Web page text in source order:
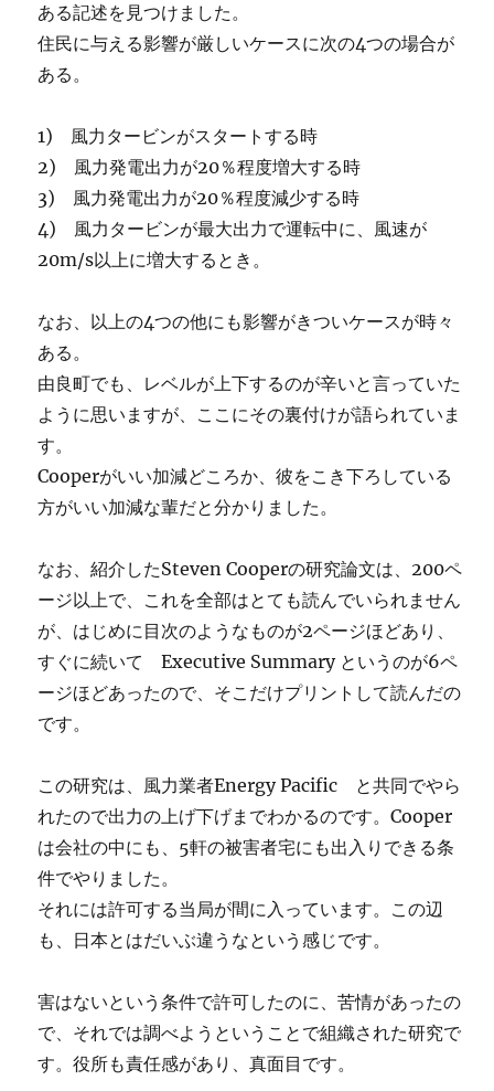
ある記述を見つけました。
住民に与える影響が厳しいケースに次の4つの場合が
ある。
1) 風力タービンがスタートする時
2) 風力発電出力が20％程度増大する時
3) 風力発電出力が20％程度減少する時
4) 風力タービンが最大出力で運転中に、風速が
20m/s以上に増大するとき。
なお、以上の4つの他にも影響がきついケースが時々
ある。
由良町でも、レベルが上下するのが辛いと言っていた
ように思いますが、ここにその裏付けが語られていま
す。
Cooperがいい加減どころか、彼をこき下ろしている
方がいい加減な輩だと分かりました。
なお、紹介したSteven Cooperの研究論文は、200ペ
ージ以上で、これを全部はとても読んでいられません
が、はじめに目次のようなものが2ページほどあり、
すぐに続いて Executive Summary というのが6ペ
ージほどあったので、そこだけプリントして読んだの
です。
この研究は、風力業者Energy Pacific と共同でやら
れたので出力の上げ下げまでわかるのです。Cooper
は会社の中にも、5軒の被害者宅にも出入りできる条
件でやりました。
それには許可する当局が間に入っています。この辺
も、日本とはだいぶ違うなという感じです。
害はないという条件で許可したのに、苦情があったの
で、それでは調べようということで組織された研究で
す。役所も責任感があり、真面目です。